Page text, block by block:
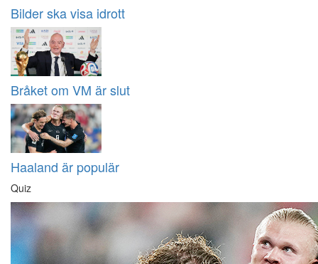
Bilder ska visa idrott
Bråket om VM är slut
Haaland är populär
Quiz